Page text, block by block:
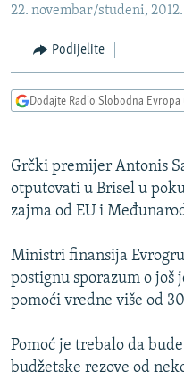
na
navigaciju
Pređite
na
KOSOVO
CRNA GORA
VIDEO
INFOGRAFIKE
PODCASTI
KINA NA BALKANU
RSE PRIČE IZ SVIJETA
ISPRIČAJ MI
DNEVNO@RSE
SPECIJALI RSE
VIŠE OD NASLOVA
GENOCID U SREBRENICI
PRATITE NAS
22. novembar/studeni, 2012.
Podijelite
Dodajte Radio Slobodna
Grčki premijer Antonis
otputovati u Brisel u
zajma od EU i
Ministri finansija
postignu sporazum o još
pomoći vredne više od
Pomoć je trebalo da
budžetske rezove od